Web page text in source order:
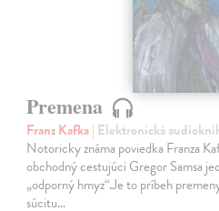
Premena
Franz Kafka| Elektronická
Notoricky známa poviedka Franza
obchodný cestujúci Gregor Samsa
„odporný hmyz“.Je to príbeh
súcitu…